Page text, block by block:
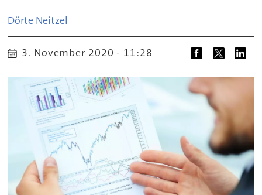
Dörte Neitzel
3. November 2020 - 11:28